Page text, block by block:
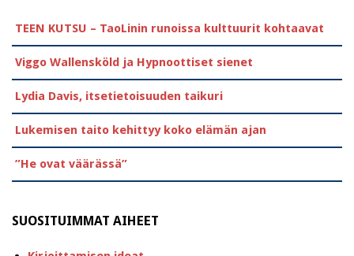
TEEN KUTSU – TaoLinin runoissa kulttuurit kohtaavat
Viggo Wallensköld ja Hypnoottiset sienet
Lydia Davis, itsetietoisuuden taikuri
Lukemisen taito kehittyy koko elämän ajan
”He ovat väärässä”
SUOSITUIMMAT AIHEET